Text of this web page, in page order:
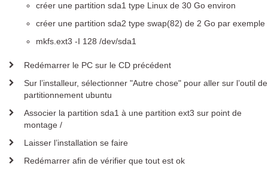
Téléchargements
Kwartz Server
Toutes les versions
Outils / Documentation
Kwartz Mobile Control
Outils / Documentation
NetSupport School
créer une partition sda1 type Linux de 30 Go environ
créer une partition sda2 type swap(82) de 2 Go par exemple
mkfs.ext3 -I 128 /dev/sda1
Redémarrer le PC sur le CD précédent
Sur l’installeur, sélectionner "Autre chose" pour aller sur l’outil de
partitionnement ubuntu
Associer la partition sda1 à une partition ext3 sur point de
montage /
Laisser l’installation se faire
Redémarrer afin de vérifier que tout est ok